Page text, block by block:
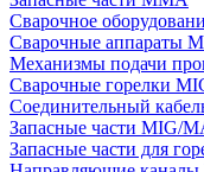
Сварочное
Сварочные аппараты
Механизмы подачи
Сварочные горелки
Соединительный
Запасные части MIG/
Запасные части для